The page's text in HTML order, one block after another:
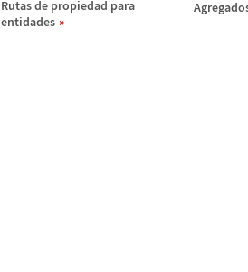
Rutas de propiedad para
entidades